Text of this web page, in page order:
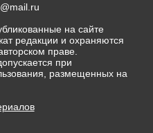
на сайте
редакции и охраняются
праве.
при
размещенных на